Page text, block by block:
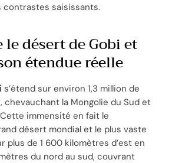
contrastes saisissants.
le désert de Gobi et
étendue réelle
s’étend sur environ 1,3 million de
chevauchant la Mongolie du Sud et
immensité en fait le
désert mondial et le plus vaste
plus de 1 600 kilomètres d’est en
du nord au sud, couvrant